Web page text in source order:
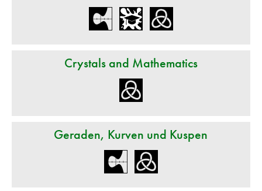
Crystals and Mathematics
Geraden, Kurven und Kuspen